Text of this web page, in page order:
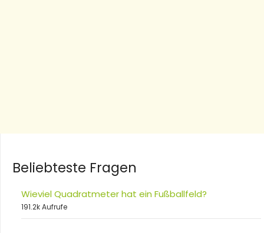
Beliebteste Fragen
Wieviel Quadratmeter hat ein Fußballfeld?
191.2k Aufrufe